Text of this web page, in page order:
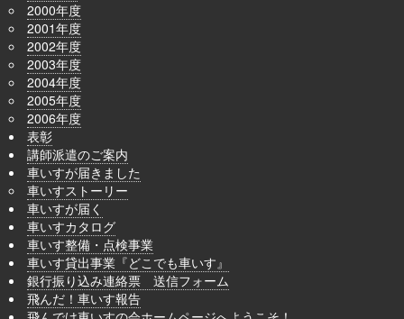
2000年度
2001年度
2002年度
2003年度
2004年度
2005年度
2006年度
表彰
講師派遣のご案内
車いすが届きました
車いすストーリー
車いすが届く
車いすカタログ
車いす整備・点検事業
車いす貸出事業『どこでも車いす』
銀行振り込み連絡票 送信フォーム
飛んだ！車いす報告